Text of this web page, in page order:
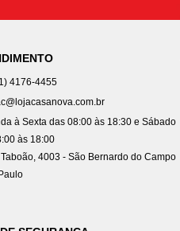
4176-4455
à Sexta das 08:00 às 18:30 e Sábado
às 18:00
4003 - São Bernardo do Campo